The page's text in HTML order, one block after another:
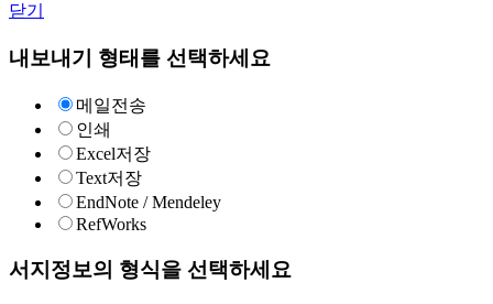
닫기
내보내기 형태를 선택하세요
메일전송
인쇄
Excel저장
Text저장
EndNote / Mendeley
RefWorks
서지정보의 형식을 선택하세요